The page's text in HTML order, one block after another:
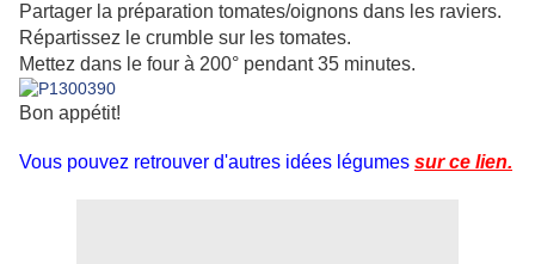
Partager la préparation tomates/oignons dans les raviers.
Répartissez le crumble sur les tomates.
Mettez dans le four à 200° pendant 35 minutes.
Bon appétit!
Vous pouvez retrouver d'autres idées légumes sur ce lien.